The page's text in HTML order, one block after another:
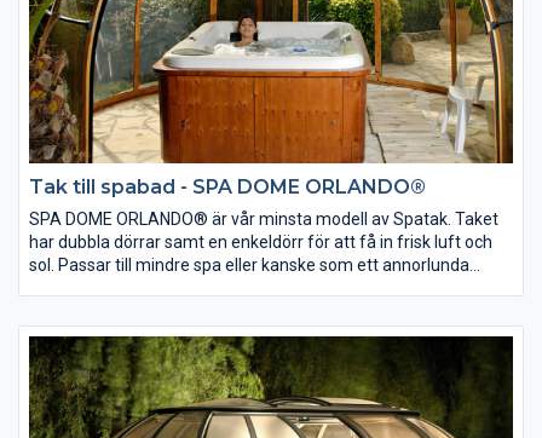
Tak till spabad - SPA DOME ORLANDO®
SPA DOME ORLANDO® är vår minsta modell av Spatak. Taket
har dubbla dörrar samt en enkeldörr för att få in frisk luft och
sol. Passar till mindre spa eller kanske som ett annorlunda
Mått:
Diameter: 4,11m/5,0 m
Höjd: 2,3 m